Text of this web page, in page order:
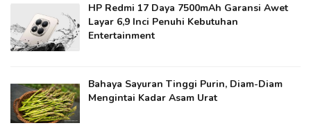
HP Redmi 17 Daya 7500mAh Garansi Awet
Layar 6,9 Inci Penuhi Kebutuhan
Entertainment
Bahaya Sayuran Tinggi Purin, Diam-Diam
Mengintai Kadar Asam Urat